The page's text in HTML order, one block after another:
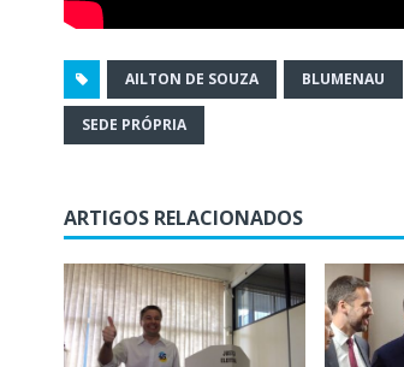
AILTON DE SOUZA BLUMENAU
SEDE PRÓPRIA
ARTIGOS RELACIONADOS